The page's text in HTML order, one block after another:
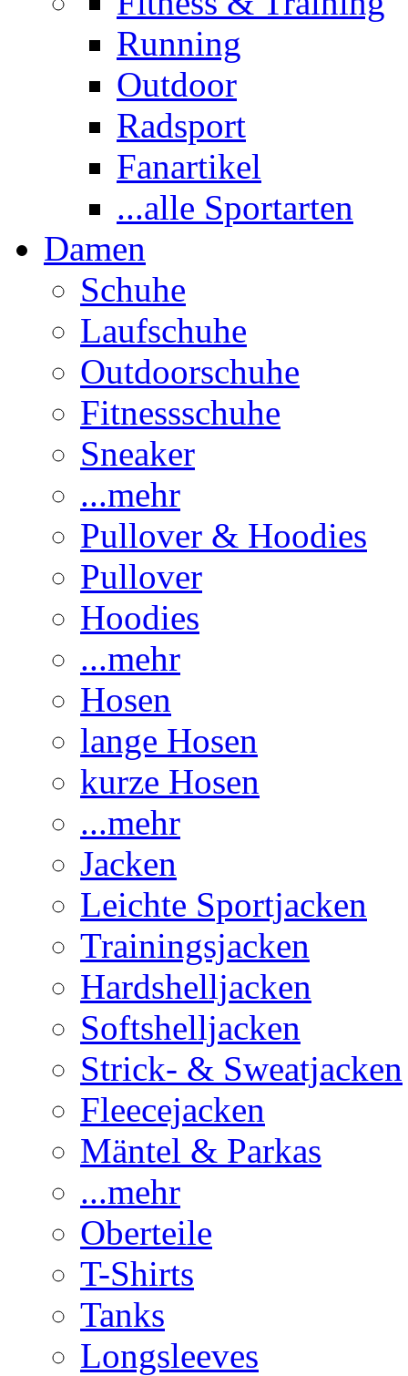
Running
Outdoor
Radsport
Fanartikel
...alle Sportarten
Damen
Schuhe
Laufschuhe
Outdoorschuhe
Fitnessschuhe
Sneaker
...mehr
Pullover & Hoodies
Pullover
Hoodies
...mehr
Hosen
lange Hosen
kurze Hosen
...mehr
Jacken
Leichte Sportjacken
Trainingsjacken
Hardshelljacken
Softshelljacken
Strick- & Sweatjacken
Fleecejacken
Mäntel & Parkas
...mehr
Oberteile
T-Shirts
Tanks
Longsleeves